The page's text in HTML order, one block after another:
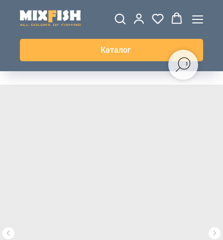
Каталог
ДЖЕРСИ
ВЕТРОВКИ И
ТОЛСТОВКИ
ЖИЛЕТКИ